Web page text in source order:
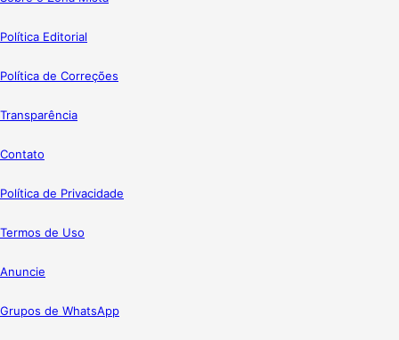
Política Editorial
Política de Correções
Transparência
Contato
Política de Privacidade
Termos de Uso
Anuncie
Grupos de WhatsApp